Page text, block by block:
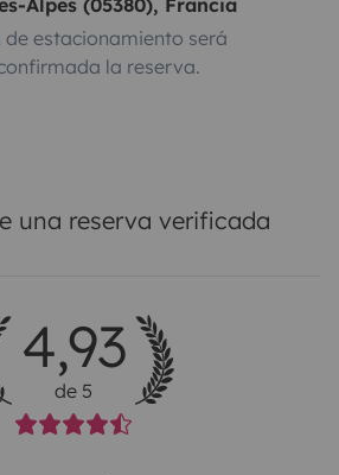
Alpes (05380), Francia
estacionamiento será
la reserva.
una reserva verificada
4,93
de 5